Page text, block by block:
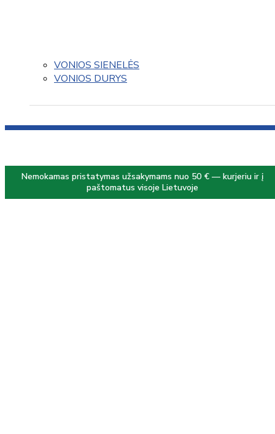
VONIOS SIENELĖS
VONIOS DURYS
Nemokamas pristatymas užsakymams nuo 50 € — kurjeriu ir į
paštomatus visoje Lietuvoje